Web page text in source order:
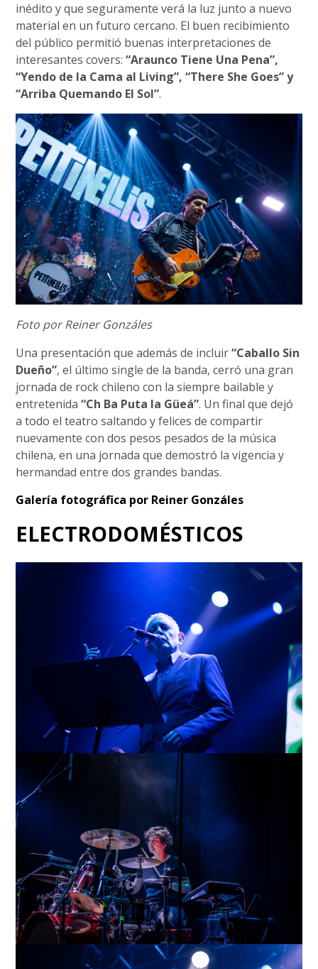
inédito y que seguramente verá la luz junto a nuevo
material en un futuro cercano. El buen recibimiento
del público permitió buenas interpretaciones de
interesantes covers:“Araunco Tiene Una Pena”,
“Yendo de la Cama al Living”, “There She Goes” y
“Arriba Quemando El Sol”.
Foto por Reiner Gonzáles
Una presentación que además de incluir“Caballo Sin
Dueño”, el último single de la banda, cerró una gran
jornada de rock chileno con la siempre bailable y
entretenida“Ch Ba Puta la Güeá”. Un final que dejó
a todo el teatro saltando y felices de compartir
nuevamente con dos pesos pesados de la música
chilena, en una jornada que demostró la vigencia y
hermandad entre dos grandes bandas.
Galería fotográfica por Reiner Gonzáles
ELECTRODOMÉSTICOS